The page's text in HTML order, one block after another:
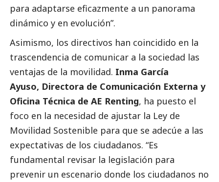
para adaptarse eficazmente a un panorama
dinámico y en evolución”.
Asimismo, los directivos han coincidido en la
trascendencia de comunicar a la sociedad las
ventajas de la movilidad. Inma García
Ayuso, Directora de Comunicación Externa y
Oficina Técnica de AE Renting, ha puesto el
foco en la necesidad de ajustar la Ley de
Movilidad Sostenible para que se adecúe a las
expectativas de los ciudadanos. “Es
fundamental revisar la legislación para
prevenir un escenario donde los ciudadanos no